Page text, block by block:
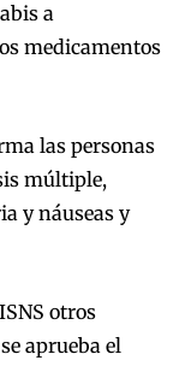
a
medicamentos
las personas
múltiple,
y náuseas y
otros
aprueba el